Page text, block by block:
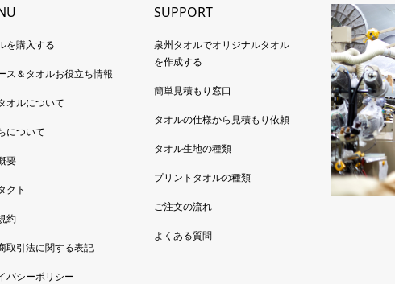
を購入する
ス＆タオルお役立ち情報
オルについて
について
要
クト
約
取引法に関する表記
バシーポリシー
SUPPORT
泉州タオルでオリジナルタオル
を作成する
簡単見積もり窓口
タオルの仕様から見積もり依頼
タオル生地の種類
プリントタオルの種類
ご注文の流れ
よくある質問